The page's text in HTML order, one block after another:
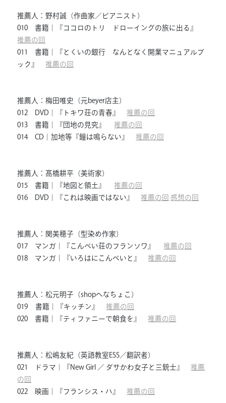
推薦人：野村誠（作曲家／ピアニスト）
010 書籍｜『ココロのトリ ドローイングの旅に出る』
推薦の回
011 書籍｜『とくいの銀行 なんとなく開業マニュアルブ
ック』推薦の回
推薦人：梅田唯史（元beyer店主）
012 DVD｜『トキワ荘の青春』推薦の回
013 書籍｜『団地の見究』推薦の回
014 CD｜加地等『鐘は鳴らない』推薦の回
推薦人：髙橋耕平（美術家）
015 書籍｜『地図と領土』推薦の回
016 DVD｜『これは映画ではない』推薦の回 感想の回
推薦人：関美穂子（型染め作家）
017 マンガ｜『こんぺい荘のフランソワ』推薦の回
018 マンガ｜『いろはにこんぺいと』推薦の回
推薦人：松元明子（shopへなちょこ）
019 書籍｜『キッチン』推薦の回
020 書籍｜『ティファニーで朝食を』推薦の回
推薦人：松嶋友紀（英語教室ESS／翻訳者）
021 ドラマ｜『New Girl ／ ダサかわ女子と三銃士』推薦
の回
022 映画｜『フランシス・ハ』推薦の回